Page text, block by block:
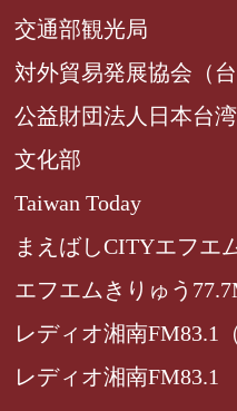
交通部観光局
対外貿易発展協会（
公益財団法人日本台
文化部
Taiwan Today
まえばしCITYエフエ
エフエムきりゅう
レディオ湘南FM83.1
レディオ湘南FM83.1